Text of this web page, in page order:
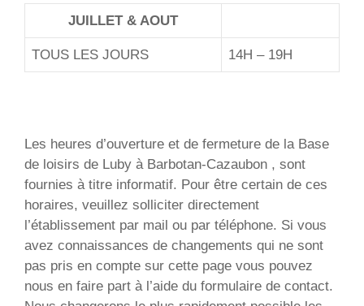
JUILLET & AOUT
TOUS LES JOURS 14H – 19H
Les heures d’ouverture et de fermeture de la Base
de loisirs de Luby à Barbotan-Cazaubon , sont
fournies à titre informatif. Pour être certain de ces
horaires, veuillez solliciter directement
l’établissement par mail ou par téléphone. Si vous
avez connaissances de changements qui ne sont
pas pris en compte sur cette page vous pouvez
nous en faire part à l’aide du formulaire de contact.